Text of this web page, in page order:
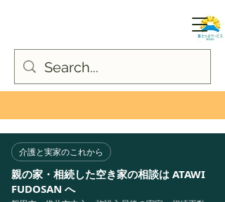
介護と実家のこれから
親の家・相続した空き家の相談は ATAWI
FUDOSAN へ